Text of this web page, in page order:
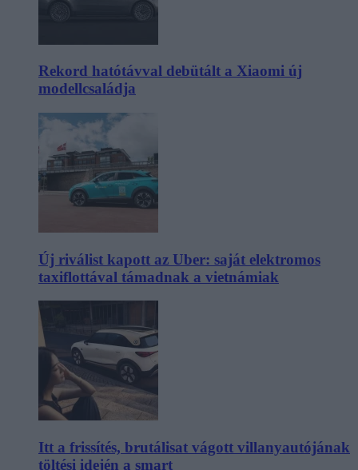
Rekord hatótávval debütált a Xiaomi új
modellcsaládja
Új riválist kapott az Uber: saját elektromos
taxiflottával támadnak a vietnámiak
Itt a frissítés, brutálisat vágott villanyautójának
töltési idején a smart